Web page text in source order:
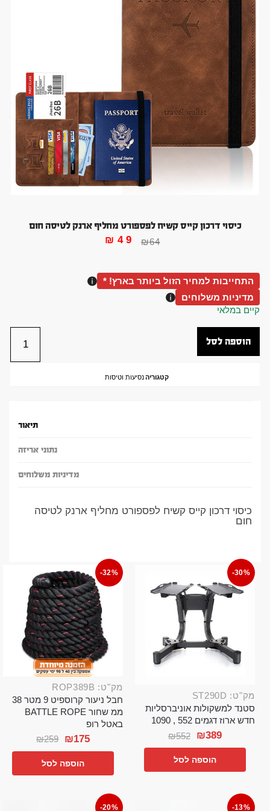
כיסוי דרכון קייס קשיח לפספורט מחליף ארנק לטיסה חום
₪64
₪ 49
התחייבות למחיר הזול ביותר בארץ! *
מדיניות משלוחים
קיים במלאי
הוספה לסל
קטגוריה נסיעות וטיסות
תיאור
נתוני אריזה
מדיניות משלוחים
כיסוי דרכון קייס קשיח לפספורט מחליף ארנק לטיסה
חום
-30%
מק"ט: ST290D
סטנד למשקולות אוניברסליות
חדש ארוז דגמים 552 , 1090
₪552 ₪389
הוספה לסל
-32%
מק"ט: ROP389B
חבל ניעור קרוספיט 9 מטר 38
ממ שחור BATTLE ROPE
באטל רופ
₪259 ₪175
הוספה לסל
-13%
-20%